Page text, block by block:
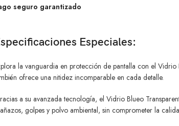
seguro garantizado
Especiales:
la vanguardia en protección de pantalla con el
ofrece una nitidez incomparable en cada detalle.
a su avanzada tecnología, el Vidrio Blueo
golpes y polvo ambiental, sin comprometer la